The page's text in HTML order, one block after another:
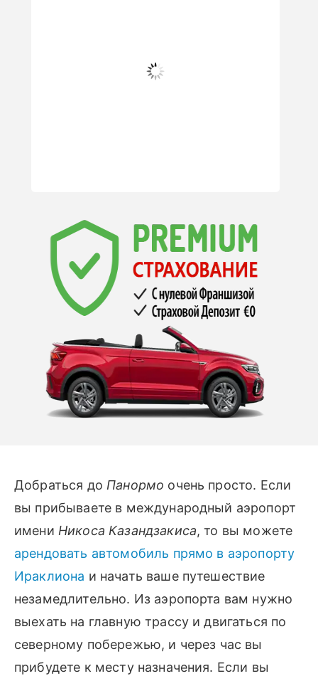
Добраться до Панормо очень просто. Если
вы прибываете в международный аэропорт
имени Никоса Казандзакиса, то вы можете
арендовать автомобиль прямо в аэропорту
Ираклиона и начать ваше путешествие
незамедлительно. Из аэропорта вам нужно
выехать на главную трассу и двигаться по
северному побережью, и через час вы
прибудете к месту назначения. Если вы